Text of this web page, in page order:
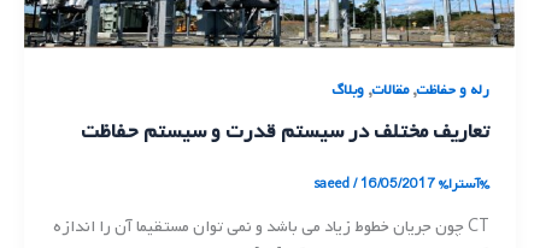
رله و حفاظت,مقالات, وبلاگ
تعاریف مختلف در سیستم قدرت و سیستم حفاظت
%آسترا% saeed/16/05/2017
CT چون جریان خطوط زیاد می باشد و نمی توان مستقیما آن را اندازه